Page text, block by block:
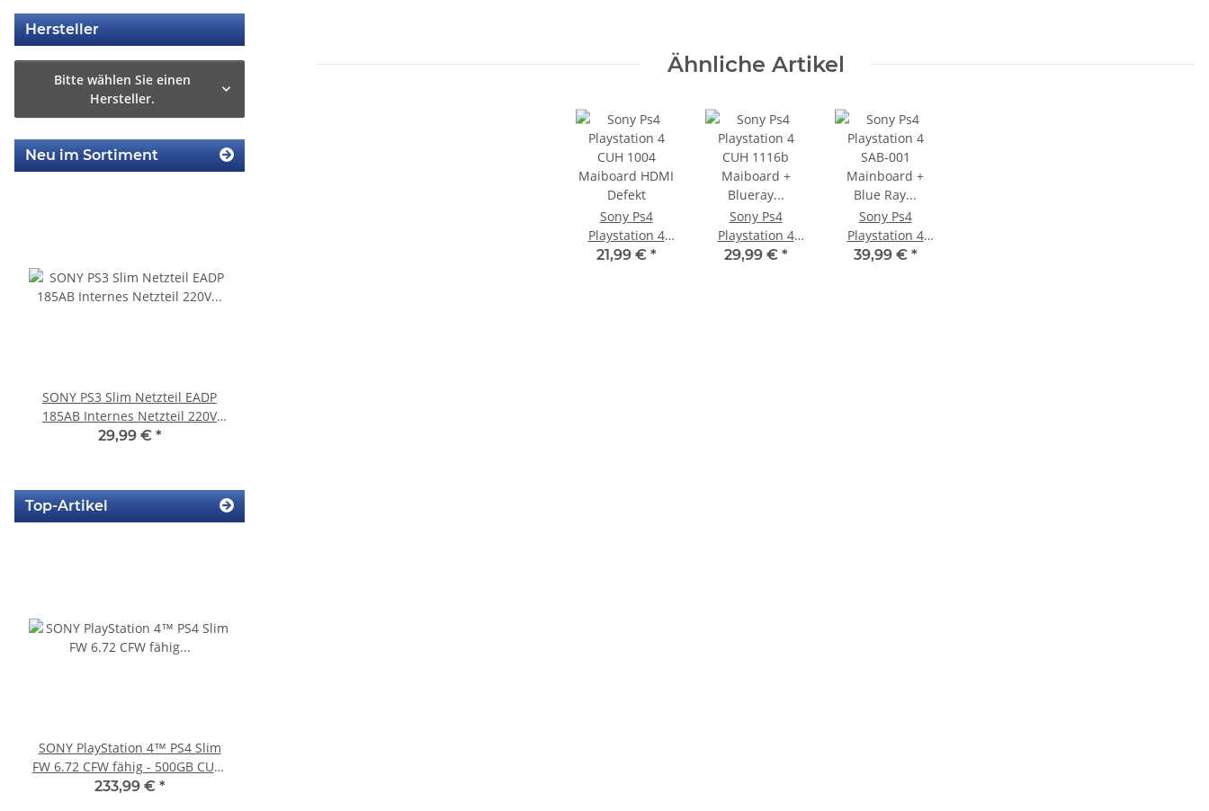
Ähnliche Artikel
Sony Ps4
Playstation 4
CUH 1004
21,99 € *
Sony Ps4
Playstation 4
CUH 1116b
29,99 € *
Sony Ps4
Playstation 4
SAB-001
39,99 € *
Hersteller
Bitte wählen Sie einen
Hersteller.
Neu im Sortiment
SONY PS3 Slim Netzteil EADP
185AB Internes Netzteil 220V
gerbaucht
29,99 € *
Top-Artikel
SONY PlayStation 4™ PS4 Slim
FW 6.72 CFW fähig - 500GB CUH-
2016A
233,99 € *